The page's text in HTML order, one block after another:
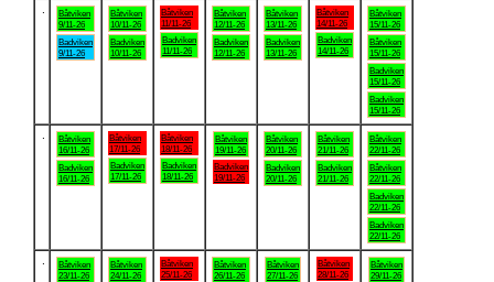
Båtviken
9/11-26
Badviken
9/11-26
Båtviken
10/11-26
Badviken
10/11-26
Båtviken
11/11-26
Badviken
11/11-26
Båtviken
12/11-26
Badviken
12/11-26
Båtviken
13/11-26
Badviken
13/11-26
Båtviken
14/11-26
Badviken
14/11-26
Båtviken
15/11-26
Båtviken
15/11-26
Badviken
15/11-26
Badviken
15/11-26
Båtviken
16/11-26
Badviken
16/11-26
Båtviken
17/11-26
Badviken
17/11-26
Båtviken
18/11-26
Badviken
18/11-26
Båtviken
19/11-26
Badviken
19/11-26
Båtviken
20/11-26
Badviken
20/11-26
Båtviken
21/11-26
Badviken
21/11-26
Båtviken
22/11-26
Båtviken
22/11-26
Badviken
22/11-26
Badviken
22/11-26
Båtviken
23/11-26
Båtviken
24/11-26
Båtviken
25/11-26
Båtviken
26/11-26
Båtviken
27/11-26
Båtviken
28/11-26
Båtviken
29/11-26